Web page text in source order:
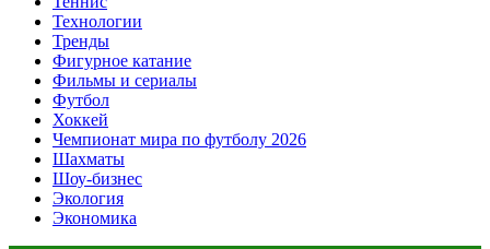
Технологии
Тренды
Фигурное катание
Фильмы и сериалы
Футбол
Хоккей
Чемпионат мира по футболу 2026
Шахматы
Шоу-бизнес
Экология
Экономика